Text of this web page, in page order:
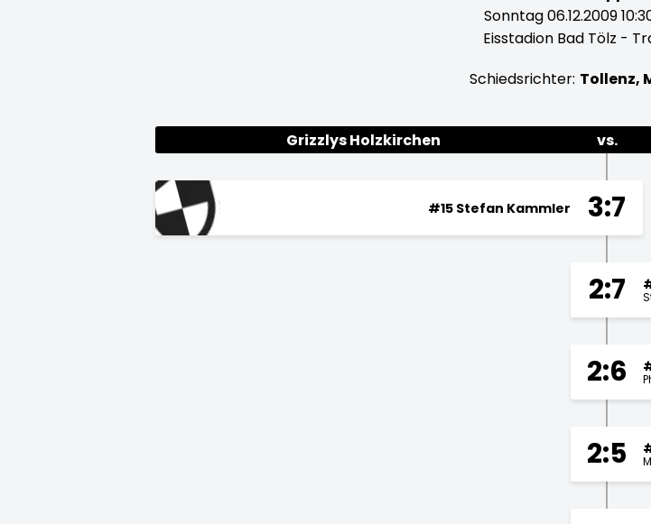
Sonntag 06.12.2009
Eisstadion Bad Tölz -
Schiedsrichter: Tollenz,
Grizzlys Holzkirchen vs.
3:7
#15 Stefan Kammler
2:7
2:6
2:5